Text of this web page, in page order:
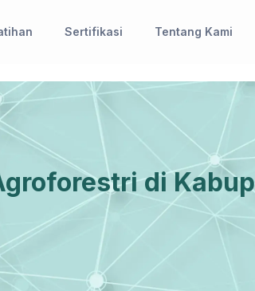
Sertifikasi Tentang Kami
di